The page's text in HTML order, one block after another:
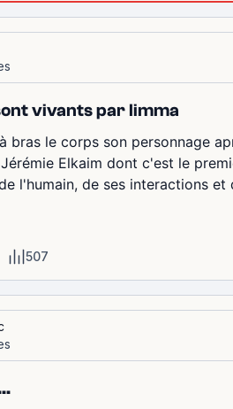
vivants par limma
bras le corps son personnage
Elkaim dont c'est le
l'humain, de ses interactions et
507